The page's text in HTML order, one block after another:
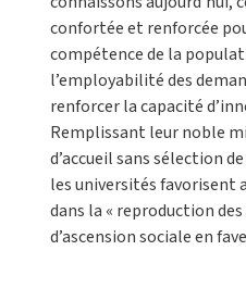
confortée et renforcée
compétence de la
l’employabilité des
renforcer la capacité
Remplissant leur noble
d’accueil sans sélection
les universités favorisent
dans la « reproduction
d’ascension sociale en